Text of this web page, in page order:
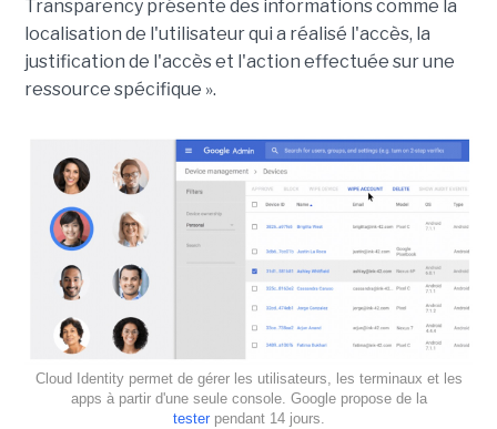
Transparency présente des informations comme la
localisation de l'utilisateur qui a réalisé l'accès, la
justification de l'accès et l'action effectuée sur une
ressource spécifique ».
Cloud Identity permet de gérer les utilisateurs, les terminaux et les
apps à partir d'une seule console. Google propose de la
testerpendant 14 jours.